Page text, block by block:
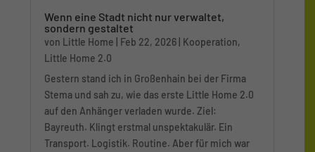
Wenn eine Stadt nicht nur verwaltet,
sondern gestaltet
von Little Home Feb 22, 2026 Kooperation,
Little Home 2.0
Gestern stand ich in Großenhain bei der Firma
Stema und sah zu, wie das erste Little Home 2.0
auf den Anhänger verladen wurde. Ziel:
Bayreuth. Klingt erstmal unspektakulär. Ein
Transport. Logistik. Routine. Aber für mich war